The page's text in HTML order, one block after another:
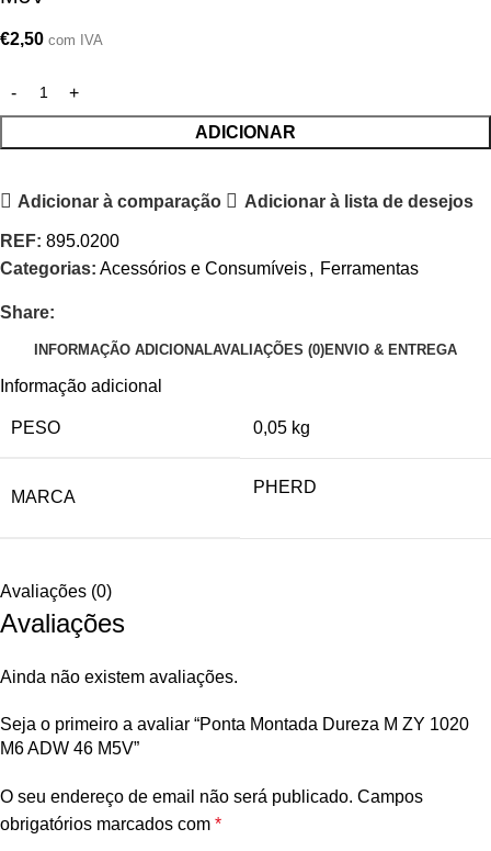
€2,50 com IVA
ADICIONAR
Adicionar à comparação Adicionar à lista de desejos
REF: 895.0200
Categorias: Acessórios e Consumíveis, Ferramentas
Share:
INFORMAÇÃO ADICIONALAVALIAÇÕES (0)ENVIO & ENTREGA
Informação adicional
PESO 0,05 kg
MARCA
PHERD
Avaliações (0)
Avaliações
Ainda não existem avaliações.
Seja o primeiro a avaliar “Ponta Montada Dureza M ZY 1020
M6 ADW 46 M5V”
O seu endereço de email não será publicado. Campos
obrigatórios marcados com *